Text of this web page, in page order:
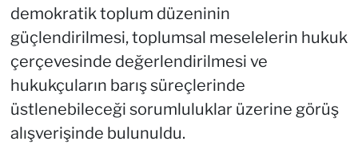
demokratik toplum düzeninin
güçlendirilmesi, toplumsal meselelerin hukuk
çerçevesinde değerlendirilmesi ve
hukukçuların barış süreçlerinde
üstlenebileceği sorumluluklar üzerine görüş
alışverişinde bulunuldu.